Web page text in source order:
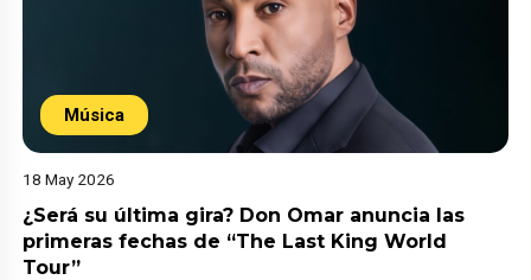
Música
18 May 2026
¿Será su última gira? Don Omar anuncia las
primeras fechas de “The Last King World
Tour”